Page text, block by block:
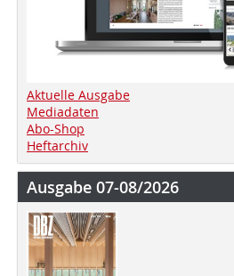
Aktuelle Ausgabe
Mediadaten
Abo-Shop
Heftarchiv
Ausgabe 07-08/2026